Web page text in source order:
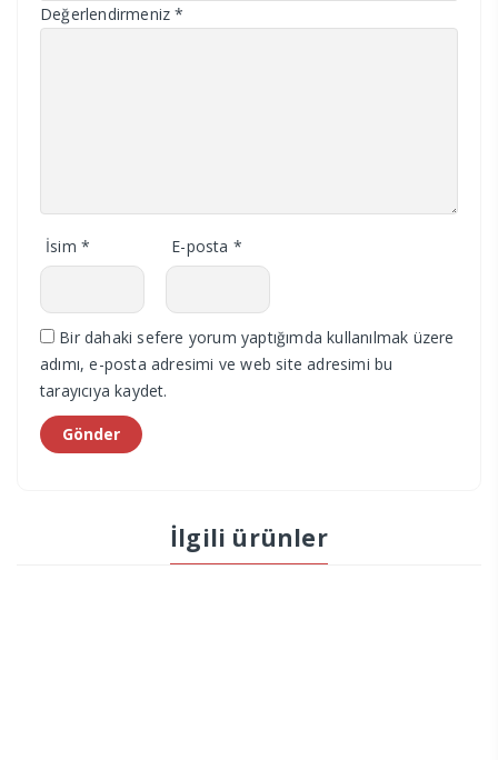
Değerlendirmeniz*
İsim * E-posta *
Bir dahaki sefere yorum yaptığımda kullanılmak üzere
adımı, e-posta adresimi ve web site adresimi bu
tarayıcıya kaydet.
İlgili ürünler